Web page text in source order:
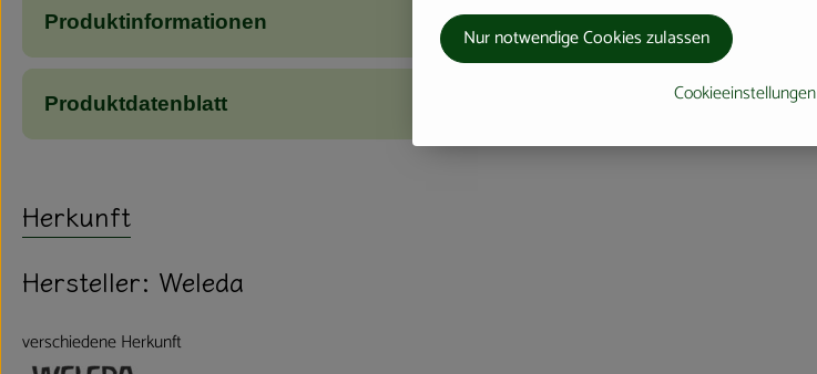
Produktinformationen
Produktdatenblatt
Herkunft
Hersteller: Weleda
verschiedene Herkunft
Cookieeinstellungen
Nur notwendige Cookies zulassen